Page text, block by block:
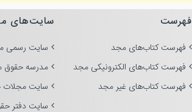
فهرست
فهرست کتاب‌های مجد
فهرست کتاب‌های الکترونیکی مجد
فهرست کتاب‌های غیر مجد
سایت‌های
سایت رسمی
مدرسه حقوق
سایت مجلات
سایت دفتر